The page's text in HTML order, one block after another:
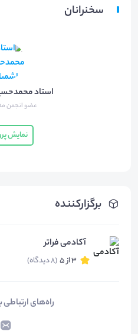
برگزارکننده
آکادمی فراتر
3 از 5 (8 دیدگاه)
راه‌های ارتباطی
سخنرانان
استاد
عضو انجمن
نمایش